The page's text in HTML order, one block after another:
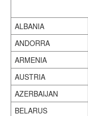
ALBANIA
ANDORRA
ARMENIA
AUSTRIA
AZERBAIJAN
BELARUS